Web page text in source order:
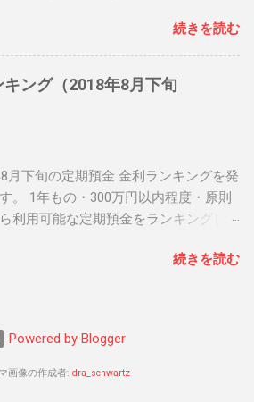
ブランケットが当たるなどの内容とな
す。 日頃 りそな銀行 を利用してお
に行く機会のある方は是非チェック
下さいね！ 関連リンク： りそな冬の
続きを読む
ング（2018年8月下旬
月下旬の定期預金 金利ランキングを発
。 1年もの・300万円以内程度・原則
利用可能な定期預金をランキングし
ス」 （年0.37%） 大阪信用金庫 の だい
っています。 大阪信用金庫 だいしん定
ンス」（PDF） 利率年0.37%（税引き後
続きを読む
Powered by Blogger
画像の作成者: dra_schwartz